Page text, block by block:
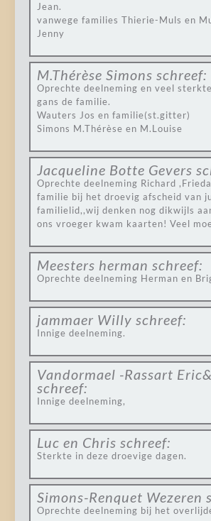
Jean.
vanwege families Thierie-Muls en
Jenny
M.Thérèse Simons schreef:
Oprechte deelneming en veel
gans de familie.
Wauters Jos en familie(st.gitter)
Simons M.Thérèse en M.Louise
Jacqueline Botte Gevers
Oprechte deelneming Richard
familie bij het droevig afscheid van
familielid,,wij denken nog dikwijls
ons vroeger kwam kaarten! Veel
Meesters herman schreef:
Oprechte deelneming Herman en
jammaer Willy schreef:
Innige deelneming.
Vandormael -Rassart
schreef:
Innige deelneming,
Luc en Chris schreef:
Sterkte in deze droevige dagen.
Simons-Renquet Wezeren
Oprechte deelneming bij het